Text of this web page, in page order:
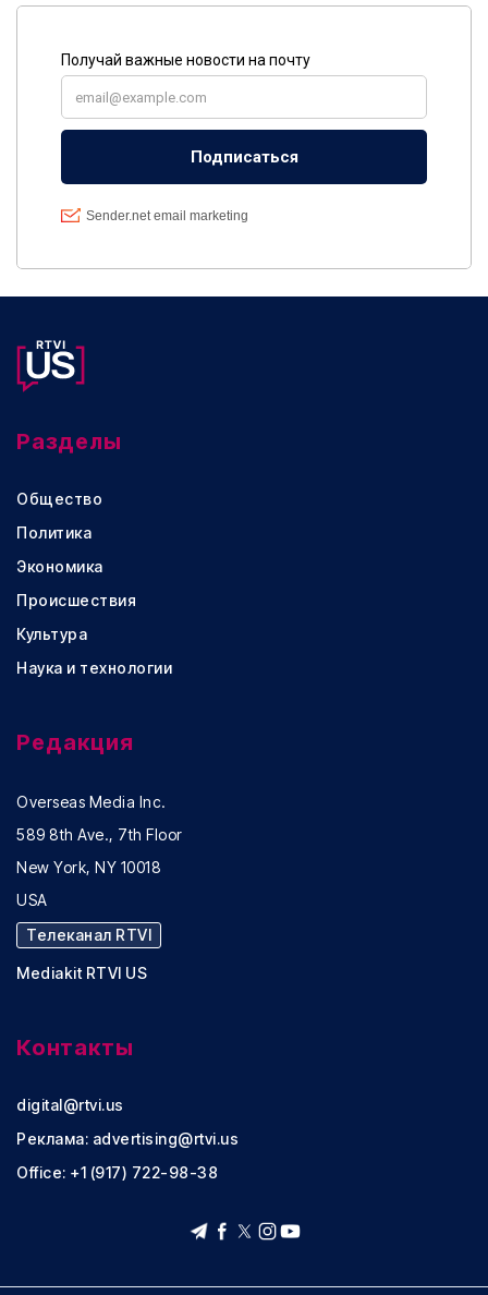
Разделы
Общество
Политика
Экономика
Происшествия
Культура
Наука и технологии
Редакция
Overseas Media Inc.
589 8th Ave., 7th Floor
New York, NY 10018
USA
Телеканал RTVI
Mediakit RTVI US
Контакты
digital@rtvi.us
Реклама: advertising@rtvi.us
Office: +1 (917) 722-98-38